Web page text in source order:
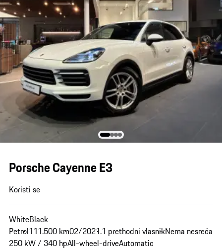
Porsche Cayenne E3
Koristi se
WhiteBlack
Petrol111.500 km02/2021.1 prethodni vlasnikNema nesreća
250 kW / 340 hpAll-wheel-driveAutomatic